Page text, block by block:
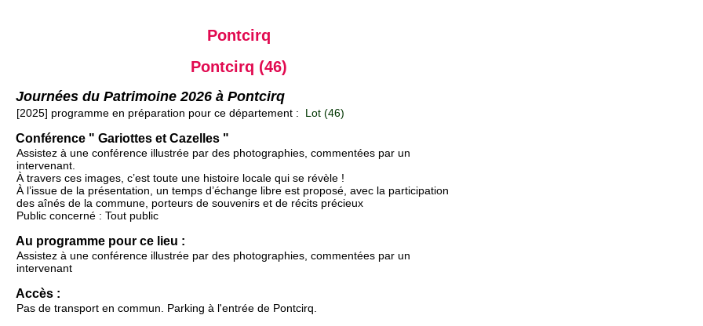
Pontcirq
Pontcirq (46)
Journées du Patrimoine 2026 à Pontcirq
[2025] programme en préparation pour ce département : Lot (46)
Conférence " Gariottes et Cazelles "
Assistez à une conférence illustrée par des photographies, commentées par un
intervenant.
À travers ces images, c’est toute une histoire locale qui se révèle !
À l’issue de la présentation, un temps d’échange libre est proposé, avec la participation
des aînés de la commune, porteurs de souvenirs et de récits précieux
Public concerné : Tout public
Au programme pour ce lieu :
Assistez à une conférence illustrée par des photographies, commentées par un
intervenant
Accès :
Pas de transport en commun. Parking à l'entrée de Pontcirq.